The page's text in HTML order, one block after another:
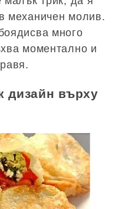
механичен молив.
много
моментално и
дизайн върху